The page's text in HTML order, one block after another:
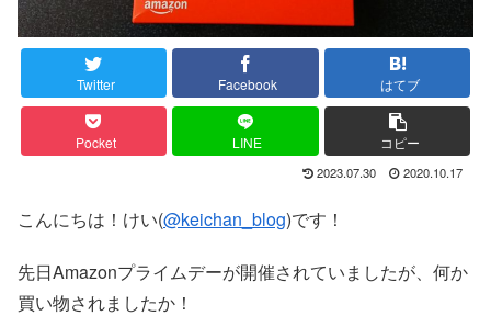
Twitter Facebook はてブ
Pocket LINE コピー
2023.07.30 2020.10.17
こんにちは！けい(@keichan_blog)です！
先日Amazonプライムデーが開催されていましたが、何か
買い物されましたか！